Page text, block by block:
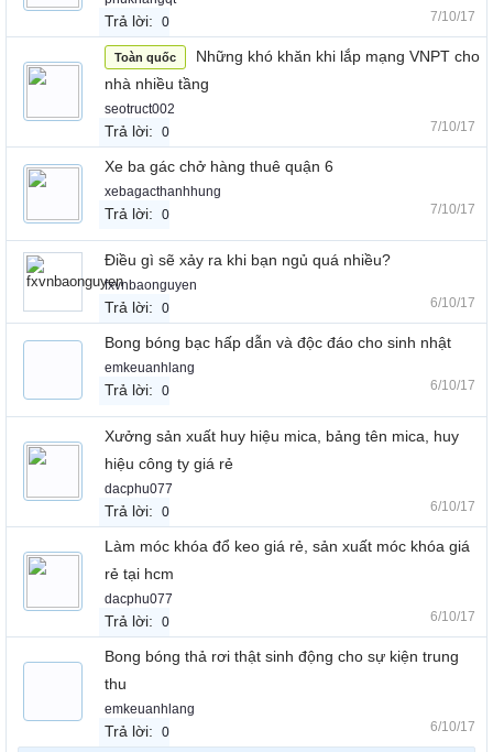
Trả lời: 0 7/10/17
Toàn quốc
Những khó khăn khi lắp mạng VNPT cho
nhà nhiều tầng
seotruct002
Trả lời: 0 7/10/17
Xe ba gác chở hàng thuê quận 6
xebagacthanhhung
Trả lời: 0 7/10/17
Điều gì sẽ xảy ra khi bạn ngủ quá nhiều?
fxvnbaonguyen
Trả lời: 0 6/10/17
Bong bóng bạc hấp dẫn và độc đáo cho sinh nhật
emkeuanhlang
Trả lời: 0 6/10/17
Xưởng sản xuất huy hiệu mica, bảng tên mica, huy
hiệu công ty giá rẻ
dacphu077
Trả lời: 0 6/10/17
Làm móc khóa đổ keo giá rẻ, sản xuất móc khóa giá
rẻ tại hcm
dacphu077
Trả lời: 0 6/10/17
Bong bóng thả rơi thật sinh động cho sự kiện trung
thu
emkeuanhlang
Trả lời: 0 6/10/17